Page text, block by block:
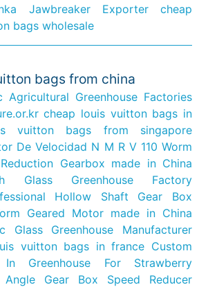
Jawbreaker Exporter
cheap
bags wholesale
bags from china
Agricultural Greenhouse Factories
cheap louis vuitton bags in
vuitton bags from singapore
De Velocidad N M R V 110 Worm
Gearbox made in China
Glass Greenhouse Factory
Hollow Shaft Gear Box
Geared Motor made in China
Glass Greenhouse Manufacturer
vuitton bags in france Custom
Greenhouse For Strawberry
Angle Gear Box Speed Reducer